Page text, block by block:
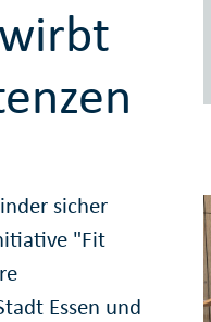
sicher
"Fit
Essen und